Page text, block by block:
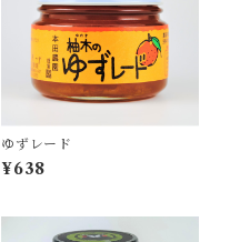
ゆずレード
¥638